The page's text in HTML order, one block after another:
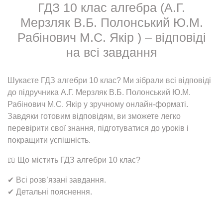
ГДЗ 10 клас алгебра (А.Г.
Мерзляк В.Б. Полонський Ю.М.
Рабінович М.С. Якір ) – відповіді
на всі завдання
Шукаєте ГДЗ алгебри 10 клас? Ми зібрали всі відповіді
до підручника А.Г. Мерзляк В.Б. Полонський Ю.М.
Рабінович М.С. Якір у зручному онлайн-форматі.
Завдяки готовим відповідям, ви зможете легко
перевірити свої знання, підготуватися до уроків і
покращити успішність.
📖 Що містить ГДЗ алгебри 10 клас?
✔ Всі розв’язані завдання.
✔ Детальні пояснення.